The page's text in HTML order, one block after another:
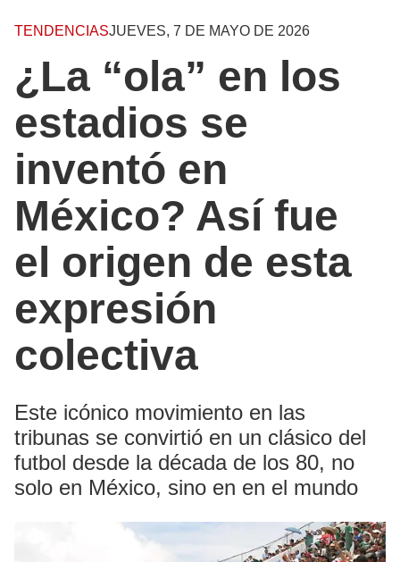
TENDENCIASJUEVES, 7 DE MAYO DE 2026
¿La “ola” en los
estadios se
inventó en
México? Así fue
el origen de esta
expresión
colectiva
Este icónico movimiento en las
tribunas se convirtió en un clásico del
futbol desde la década de los 80, no
solo en México, sino en en el mundo